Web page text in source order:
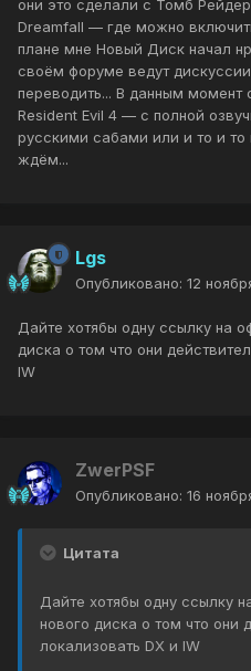
они это сделали с Томб
Dreamfall — где можно
плане мне Новый Диск начал
своём форуме ведут
переводить... В данным момент
Resident Evil 4 — c полной
русскими сабами или и то и
ждём...
Lgs
Опубликовано: 12
Дайте хотябы одну ссылку на
диска о том что они
IW
ZwerPSF
Опубликовано: 16
Цитата
Дайте хотябы одну ссылку
нового диска о том что они
локализовать DX и IW